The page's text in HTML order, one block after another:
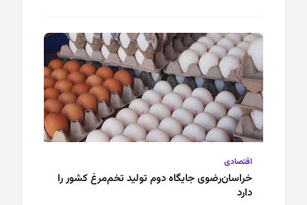
اقتصادی
خراسان‌رضوی جایگاه دوم تولید تخم‌مرغ کشور را
دارد